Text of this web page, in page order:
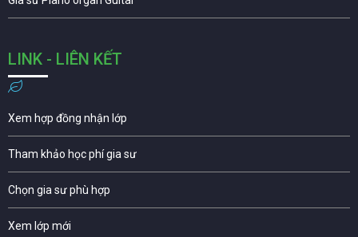
LINK - LIÊN KẾT
Xem hợp đồng nhận lớp
Tham khảo học phí gia sư
Chọn gia sư phù hợp
Xem lớp mới